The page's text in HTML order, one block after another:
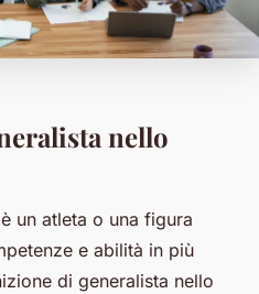
nello
è un atleta o una figura
e abilità in più
di generalista nello